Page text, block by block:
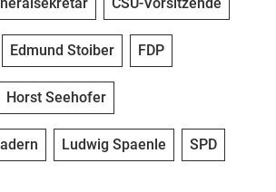
Edmund Stoiber FDP
Horst Seehofer
Ludwig Spaenle SPD